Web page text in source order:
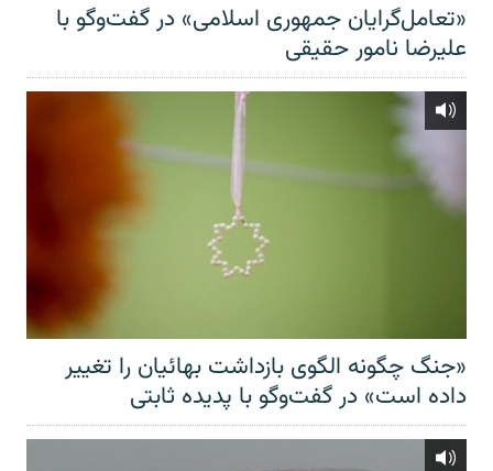
«تعامل‌گرایان جمهوری اسلامی» در گفت‌وگو با
علیرضا نامور حقیقی
«جنگ چگونه الگوی بازداشت بهائیان را تغییر
داده است» در گفت‌وگو با پدیده ثابتی